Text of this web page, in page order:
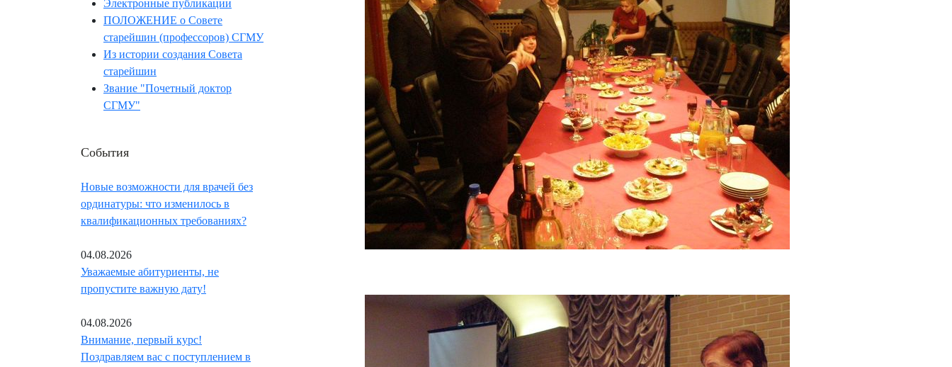
Электронные публикации
ПОЛОЖЕНИЕ о Совете
старейшин (профессоров) СГМУ
Из истории создания Совета
старейшин
Звание "Почетный доктор
СГМУ"
События
Новые возможности для врачей без
ординатуры: что изменилось в
квалификационных требованиях?
04.08.2026
Уважаемые абитуриенты, не
пропустите важную дату!
04.08.2026
Внимание, первый курс!
Поздравляем вас с поступлением в